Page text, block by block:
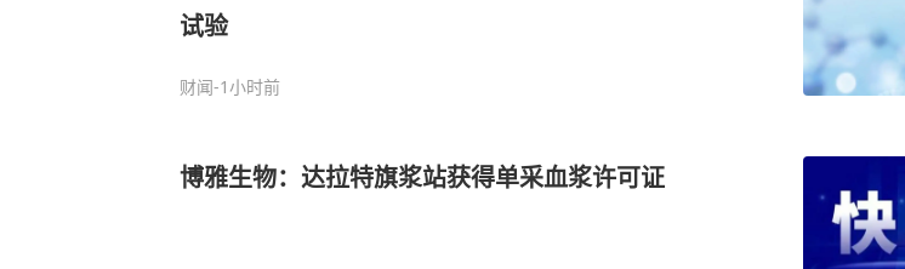
试验
财闻-1小时前
博雅生物：达拉特旗浆站获得单采血浆许可证